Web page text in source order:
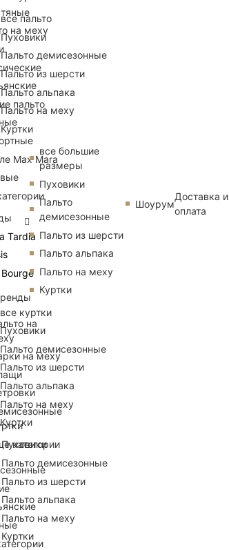
на меху
пальто
Max Mara
Tardia
на
на меху
категории
все пальто
Пуховики
Пальто демисезонные
Пальто из шерсти
Пальто альпака
Пальто на меху
Куртки
все большие
размеры
Пуховики
Пальто
демисезонные
Пальто из шерсти
Пальто альпака
Пальто на меху
Куртки
все куртки
Пуховики
Пальто демисезонные
Пальто из шерсти
Пальто альпака
Пальто на меху
Куртки
Пуховики
Пальто демисезонные
Пальто из шерсти
Пальто альпака
Пальто на меху
Куртки
Шоурум
Доставка и
оплата